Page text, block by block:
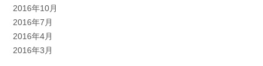
2016年10月
2016年7月
2016年4月
2016年3月